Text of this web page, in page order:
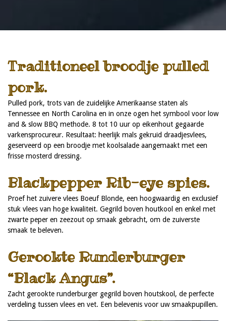
Traditioneel broodje pulled
pork.
Pulled pork, trots van de zuidelijke Amerikaanse staten als
Tennessee en North Carolina en in onze ogen het symbool voor low
and & slow BBQ methode. 8 tot 10 uur op eikenhout gegaarde
varkensprocureur. Resultaat: heerlijk mals gekruid draadjesvlees,
geserveerd op een broodje met koolsalade aangemaakt met een
frisse mosterd dressing.
Blackpepper Rib-eye spies.
Proef het zuivere vlees Boeuf Blonde, een hoogwaardig en exclusief
stuk vlees van hoge kwaliteit. Gegrild boven houtkool en enkel met
zwarte peper en zeezout op smaak gebracht, om de zuiverste
smaak te beleven.
Gerookte Runderburger
“Black Angus”.
Zacht gerookte runderburger gegrild boven houtskool, de perfecte
verdeling tussen vlees en vet. Een belevenis voor uw smaakpupillen.